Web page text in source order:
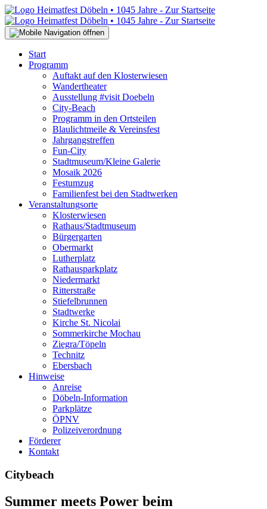
Start
Programm
Auftakt auf den Klosterwiesen
Wandertheater
Ausstellung #visit Doebeln
City-Beach
Programm in den Ortsteilen
Blaulichtmeile & Vereinsfest
Jahrgangstreffen
Fun-City
Stadtmuseum/Kleine Galerie
Mosaik 2026
Festumzug
Familienfest bei den Stadtwerken
Veranstaltungsorte
Klosterwiesen
Rathaus/Stadtmuseum
Bürgergarten
Obermarkt
Lutherplatz
Rathausparkplatz
Niedermarkt
Ritterstraße
Stiefelbrunnen
Stadtwerke
Kirche St. Nicolai
Sommerkirche Mochau
Ziegra/Töpeln
Technitz
Ebersbach
Hinweise
Anreise
Döbeln-Information
Parkplätze
ÖPNV
Polizeiverordnung
Förderer
Kontakt
Citybeach
Summer meets Power beim